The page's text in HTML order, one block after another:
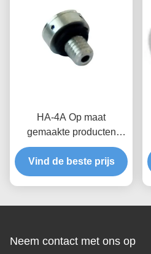
HA-4A Op maat
gemaakte producten
Waterdicht ademend
ventiel voor optimale
bescherming van
van de luchtdruk
Vind de beste prijs
Neem contact met ons op